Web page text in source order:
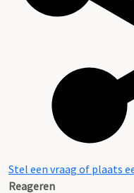
Stel een vraag of plaats
Reageren